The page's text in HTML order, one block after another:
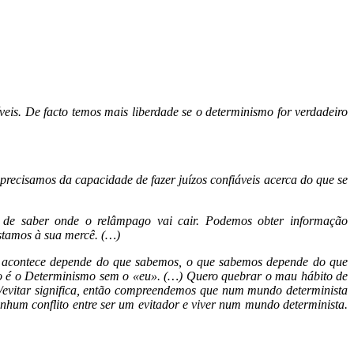
De facto temos mais liberdade se o determinismo for verdadeiro
da capacidade de fazer juízos confiáveis acerca do que se
saber onde o relâmpago vai cair. Podemos obter informação
à sua mercê. (…)
depende do que sabemos, o que sabemos depende do que
é o Determinismo sem o «eu». (…) Quero quebrar o mau hábito de
significa, então compreendemos que num mundo determinista
conflito entre ser um evitador e viver num mundo determinista.